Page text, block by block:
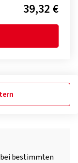
39,32 €
bestimmten